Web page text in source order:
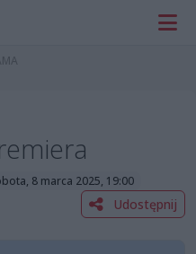
8 marca 2025, 19:00
Udostępnij